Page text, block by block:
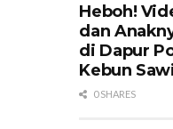
Heboh!
dan
di Dapur
Kebun
0 SHARES